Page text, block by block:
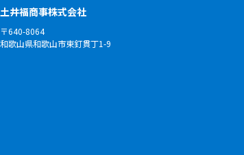
土井福商事株式会社
〒640-8064
和歌山県和歌山市東釘貫丁1-9